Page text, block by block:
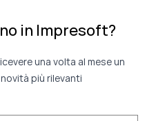
in Impresoft?
una volta al mese un
più rilevanti